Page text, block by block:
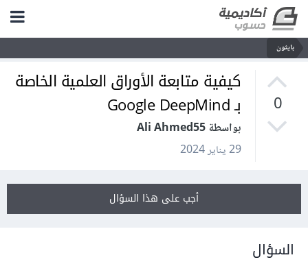
بايثون
0
كيفية متابعة الأوراق العلمية الخاصة
بـ Google DeepMind
بواسطة Ali Ahmed55
29 يناير 2024
أجب على هذا السؤال
السؤال